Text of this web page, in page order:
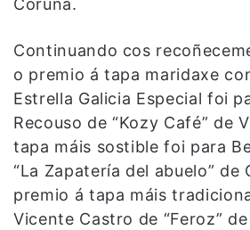
Coruña.
Continuando cos
o premio á tapa maridaxe
Estrella Galicia Especial foi
Recouso de “Kozy Café” de
tapa máis sostible foi para
“La Zapatería del abuelo” de
premio á tapa máis
Vicente Castro de “Feroz”